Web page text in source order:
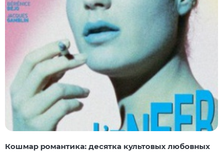
Кошмар романтика: десятка культовых любовных